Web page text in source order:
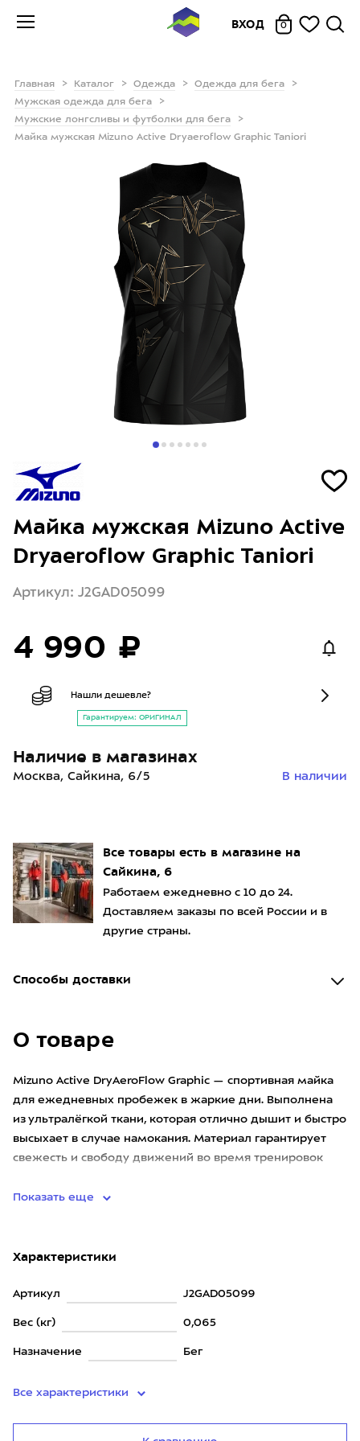
ВХОД 0
Главная Каталог Одежда
Одежда для бега
Мужская одежда для бега
Мужские лонгсливы и футболки для бега
Майка мужская Mizuno Active Dryaeroflow Graphic Taniori
Все товары есть в магазине на
Сайкина, 6
Работаем ежедневно с 10 до 24.
Доставляем заказы по всей России и в
другие страны.
Способы доставки
О товаре
Mizuno Active DryAeroFlow Graphic — спортивная майка
для ежедневных пробежек в жаркие дни. Выполнена
из ультралёгкой ткани, которая отлично дышит и быстро
высыхает в случае намокания. Материал гарантирует
свежесть и свободу движений во время тренировок
Показать еще
Характеристики
Артикул J2GAD05099
Вес (кг) 0,065
Назначение Бег
Все характеристики
Майка мужская Mizuno Active
Dryaeroflow Graphic Taniori
Артикул: J2GAD05099
4 990 ₽
Нашли дешевле?
Гарантируем: ОРИГИНАЛ
Наличие в магазинах
Москва, Сайкина, 6/5 В наличии